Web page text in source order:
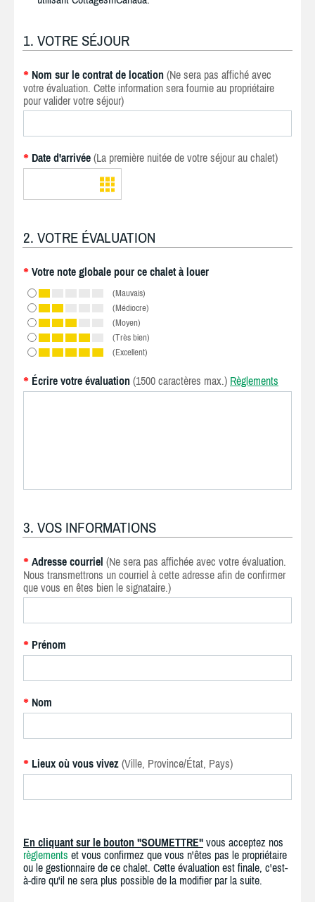
1. VOTRE SÉJOUR
* Nom sur le contrat de location (Ne sera pas affiché avec
votre évaluation. Cette information sera fournie au propriétaire
pour valider votre séjour)
* Date d'arrivée (La première nuitée de votre séjour au chalet)
2. VOTRE ÉVALUATION
* Votre note globale pour ce chalet à louer
(Mauvais)
(Médiocre)
(Moyen)
(Très bien)
(Excellent)
* Écrire votre évaluation (1500 caractères max.) Règlements
3. VOS INFORMATIONS
* Adresse courriel (Ne sera pas affichée avec votre évaluation.
Nous transmettrons un courriel à cette adresse afin de confirmer
que vous en êtes bien le signataire.)
* Prénom
* Nom
* Lieux où vous vivez (Ville, Province/État, Pays)
En cliquant sur le bouton "SOUMETTRE" vous acceptez nos
règlements et vous confirmez que vous n'êtes pas le propriétaire
ou le gestionnaire de ce chalet. Cette évaluation est finale, c'est-
à-dire qu'il ne sera plus possible de la modifier par la suite.